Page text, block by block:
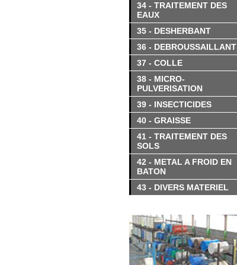
34 - TRAITEMENT DES
EAUX
35 - DESHERBANT
36 - DEBROUSSAILLANT
37 - COLLE
38 - MICRO-
PULVERISATION
39 - INSECTICIDES
40 - GRAISSE
41 - TRAITEMENT DES
SOLS
42 - METAL A FROID EN
BATON
43 - DIVERS MATERIEL